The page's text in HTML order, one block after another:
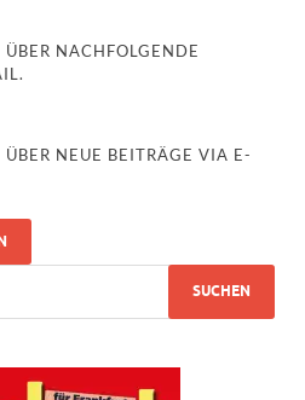
NACHFOLGENDE
NEUE BEITRÄGE VIA E-